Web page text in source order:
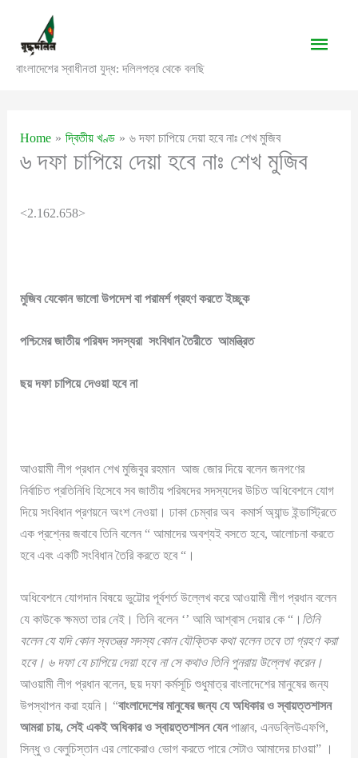
content
বাংলাদেশের স্বাধীনতা যুদ্ধ: দলিলপত্র থেকে বলছি
Main
Home দ্বিতীয় খণ্ড ৬ দফা চাপিয়ে দেয়া হবে নাঃ শেখ মুজিব
৬ দফা চাপিয়ে দেয়া হবে নাঃ শেখ মুজিব
<2.162.658>
মুজিব যেকোন ভালো উপদেশ বা পরামর্শ গ্রহণ করতে ইচ্ছুক
পশ্চিমের জাতীয় পরিষদ সদস্যরা সংবিধান তৈরীতে আমন্ত্রিত
ছয় দফা চাপিয়ে দেওয়া হবে না
আওয়ামী লীগ প্রধান শেখ মুজিবুর রহমান আজ জোর দিয়ে বলেন জনগণের
নির্বাচিত প্রতিনিধি হিসেবে সব জাতীয় পরিষদের সদস্যদের উচিত অধিবেশনে যোগ
দিয়ে সংবিধান প্রণয়নে অংশ নেওয়া। ঢাকা চেম্বার অব কমার্স অ্যান্ড ইন্ডাস্ট্রিতে
এক প্রশ্নের জবাবে তিনি বলেন “ আমাদের অবশ্যই বসতে হবে, আলোচনা করতে
হবে এবং একটি সংবিধান তৈরি করতে হবে “।
অধিবেশনে যোগদান বিষয়ে ভুট্টোর পূর্বশর্ত উল্লেখ করে আওয়ামী লীগ প্রধান বলেন
যে কাউকে ক্ষমতা তার নেই। তিনি বলেন ‘’ আমি আশ্বাস দেয়ার কে “। তিনি
বলেন যে যদি কোন স্বতন্ত্র সদস্য কোন যৌক্তিক কথা বলেন তবে তা গ্রহণ করা
হবে। ৬ দফা যে চাপিয়ে দেয়া হবে না সে কথাও তিনি পুনরায় উল্লেখ করেন।
আওয়ামী লীগ প্রধান বলেন, ছয় দফা কর্মসূচি শুধুমাত্র বাংলাদেশের মানুষের জন্য
উপস্থাপন করা হয়নি। “বাংলাদেশের মানুষের জন্য যে অধিকার ও স্বায়ত্তশাসন
আমরা চায়, সেই একই অধিকার ও স্বায়ত্তশাসন যেনপাঞ্জাব, এনডব্লিউএফপি,
সিন্ধু ও বেলুচিস্তান এর লোকেরাও ভোগ করতে পারে সেটাও আমাদের চাওয়া” ।